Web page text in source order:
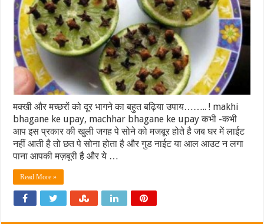
मक्खी और मच्छरों को दूर भागने का बहुत बढ़िया उपाय…….. ! makhi
bhagane ke upay, machhar bhagane ke upay कभी -कभी
आप इस प्रकार की खुली जगह पे सोने को मजबूर होते है जब घर में लाईट
नहीं आती है तो छत पे सोना होता है और गुड नाईट या आल आउट न लगा
पाना आपकी मज़बूरी है और ये …
Read More »